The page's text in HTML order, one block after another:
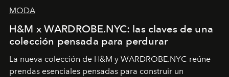
MODA
H&M x WARDROBE.NYC: las claves de una
colección pensada para perdurar
La nueva colección de H&M y WARDROBE.NYC reúne
prendas esenciales pensadas para construir un